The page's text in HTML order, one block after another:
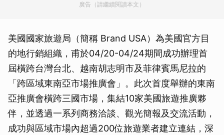
廣告（請繼續閱讀本文）
美國國家旅遊局（簡稱 Brand USA）為美國官方目
的地行銷組織，甫於04/20-04/24期間成功辦理首
屆橫跨台灣台北、越南胡志明市及菲律賓馬尼拉的
「跨區域東南亞市場推廣會」。此次首度舉辦的東南
亞推廣會橫跨三國市場，集結10家美國旅遊推廣夥
伴，並透過一系列商務洽談、觀光簡報及交流活動，
成功與區域市場內超過200位旅遊業者建立連結，深